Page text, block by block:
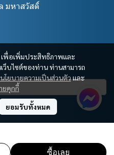
ซื้อเลย
เพื่อเพิ่มประสิทธิภาพและ
ว็บไซต์ของท่าน ท่านสามารถ
นโยบายความเป็นส่วนตัวและ
ยคุกกี้
ยอมรับทั้งหมด
มหาสวัสดิ์